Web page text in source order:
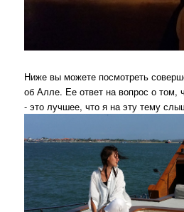
Ниже вы можете посмотреть
об Алле. Ее ответ на вопрос о том,
- это лучшее, что я на эту тему